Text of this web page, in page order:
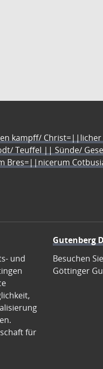
kampff/
Teuffel || Sünde/
Bres=||nicerum
und
für
Gutenberg
Besuchen
Göttinger